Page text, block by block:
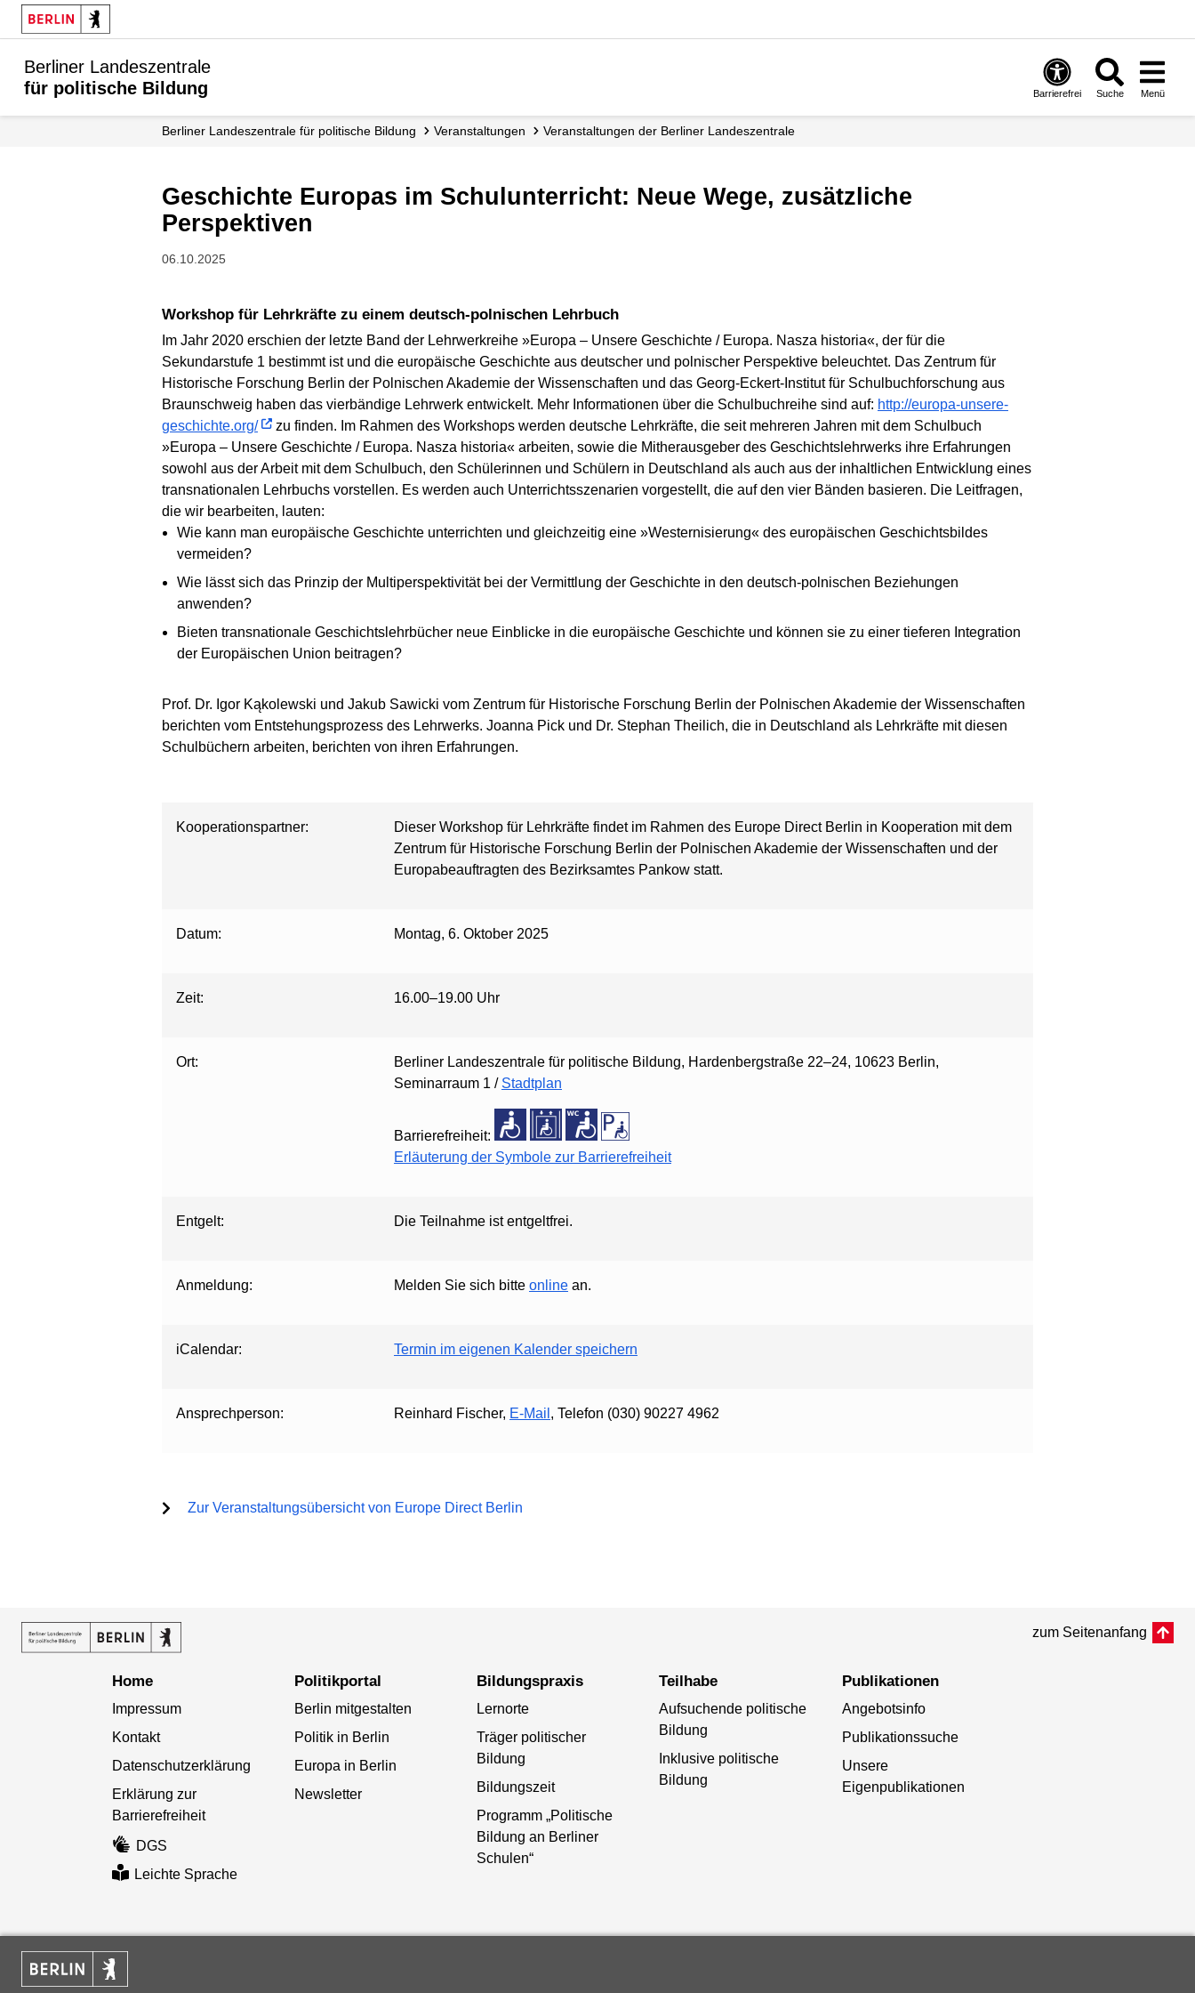
Berliner Landeszentrale
für politische Bildung
Barrierefrei Suche Menü
Berliner Landeszentrale für politische Bildung Veranstaltungen Veranstaltungen der Berliner Landes­zentrale
Geschichte Europas im Schulunterricht: Neue Wege, zusätzliche
Perspektiven
06.10.2025
Workshop für Lehrkräfte zu einem deutsch-polnischen Lehrbuch
Im Jahr 2020 erschien der letzte Band der Lehrwerkreihe »Europa – Unsere Geschichte / Europa. Nasza historia«, der für die
Sekundarstufe 1 bestimmt ist und die europäische Geschichte aus deutscher und polnischer Perspektive beleuchtet. Das Zentrum für
Historische Forschung Berlin der Polnischen Akademie der Wissenschaften und das Georg-Eckert-Institut für Schulbuchforschung aus
Braunschweig haben das vierbändige Lehrwerk entwickelt. Mehr Informationen über die Schulbuchreihe sind auf: http://europa-unsere-
geschichte.org/
zu finden. Im Rahmen des Workshops werden deutsche Lehrkräfte, die seit mehreren Jahren mit dem Schulbuch
»Europa – Unsere Geschichte / Europa. Nasza historia« arbeiten, sowie die Mitherausgeber des Geschichtslehrwerks ihre Erfahrungen
sowohl aus der Arbeit mit dem Schulbuch, den Schülerinnen und Schülern in Deutschland als auch aus der inhaltlichen Entwicklung eines
transnationalen Lehrbuchs vorstellen. Es werden auch Unterrichtsszenarien vorgestellt, die auf den vier Bänden basieren. Die Leitfragen,
die wir bearbeiten, lauten:
Wie kann man europäische Geschichte unterrichten und gleichzeitig eine »Westernisierung« des europäischen Geschichtsbildes
vermeiden?
Wie lässt sich das Prinzip der Multiperspektivität bei der Vermittlung der Geschichte in den deutsch-polnischen Beziehungen
anwenden?
Bieten transnationale Geschichtslehrbücher neue Einblicke in die europäische Geschichte und können sie zu einer tieferen Integration
der Europäischen Union beitragen?
Prof. Dr. Igor Kąkolewski und Jakub Sawicki vom Zentrum für Historische Forschung Berlin der Polnischen Akademie der Wissenschaften
berichten vom Entstehungsprozess des Lehrwerks. Joanna Pick und Dr. Stephan Theilich, die in Deutschland als Lehrkräfte mit diesen
Schulbüchern arbeiten, berichten von ihren Erfahrungen.
Kooperationspartner:
Dieser Workshop für Lehrkräfte findet im Rahmen des Europe Direct Berlin in Kooperation mit dem
Zentrum für Historische Forschung Berlin der Polnischen Akademie der Wissenschaften und der
Europabeauftragten des Bezirksamtes Pankow statt.
Datum: Montag, 6. Oktober 2025
Zeit: 16.00–19.00 Uhr
Ort:
Berliner Landeszentrale für politische Bildung, Hardenbergstraße 22–24, 10623 Berlin,
Seminarraum 1 / Stadtplan
Barrierefreiheit:
Erläuterung der Symbole zur Barrierefreiheit
Entgelt: Die Teilnahme ist entgeltfrei.
Anmeldung: Melden Sie sich bitte onlinean.
iCalendar: Termin im eigenen Kalender speichern
Ansprechperson: Reinhard Fischer, E-Mail , Telefon (030) 90227 4962
Zur Veranstaltungsübersicht von Europe Direct Berlin
zum Seitenanfang
Home
Impressum
Kontakt
Datenschutzerklärung
Erklärung zur
Barrierefreiheit
DGS
Leichte Sprache
Politikportal
Berlin mitgestalten
Politik in Berlin
Europa in Berlin
Newsletter
Bildungspraxis
Lernorte
Träger politischer
Bildung
Bildungszeit
Programm „Politische
Bildung an Berliner
Schulen“
Teilhabe
Aufsuchende politische
Bildung
Inklusive politische
Bildung
Publikationen
Angebotsinfo
Publikationssuche
Unsere
Eigenpublikationen